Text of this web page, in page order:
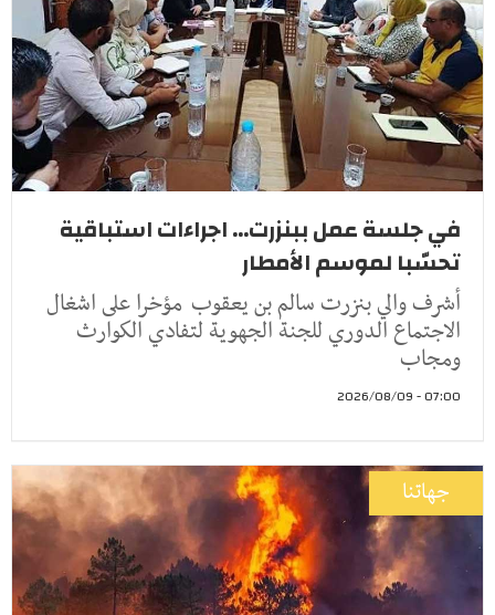
في جلسة عمل ببنزرت... اجراءات استباقية
تحسّبا لموسم الأمطار
أشرف والي بنزرت سالم بن يعقوب مؤخرا على اشغال
الاجتماع الدوري للجنة الجهوية لتفادي الكوارث
ومجاب
07:00 - 2026/08/09
جهاتنا